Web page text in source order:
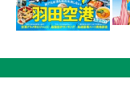
（長崎）